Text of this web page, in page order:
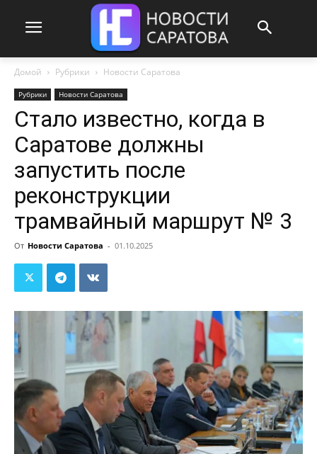
Домой Рубрики Новости Саратова
Рубрики Новости Саратова
Стало известно, когда в
Саратове должны
запустить после
реконструкции
трамвайный маршрут № 3
От Новости Саратова - 01.10.2025